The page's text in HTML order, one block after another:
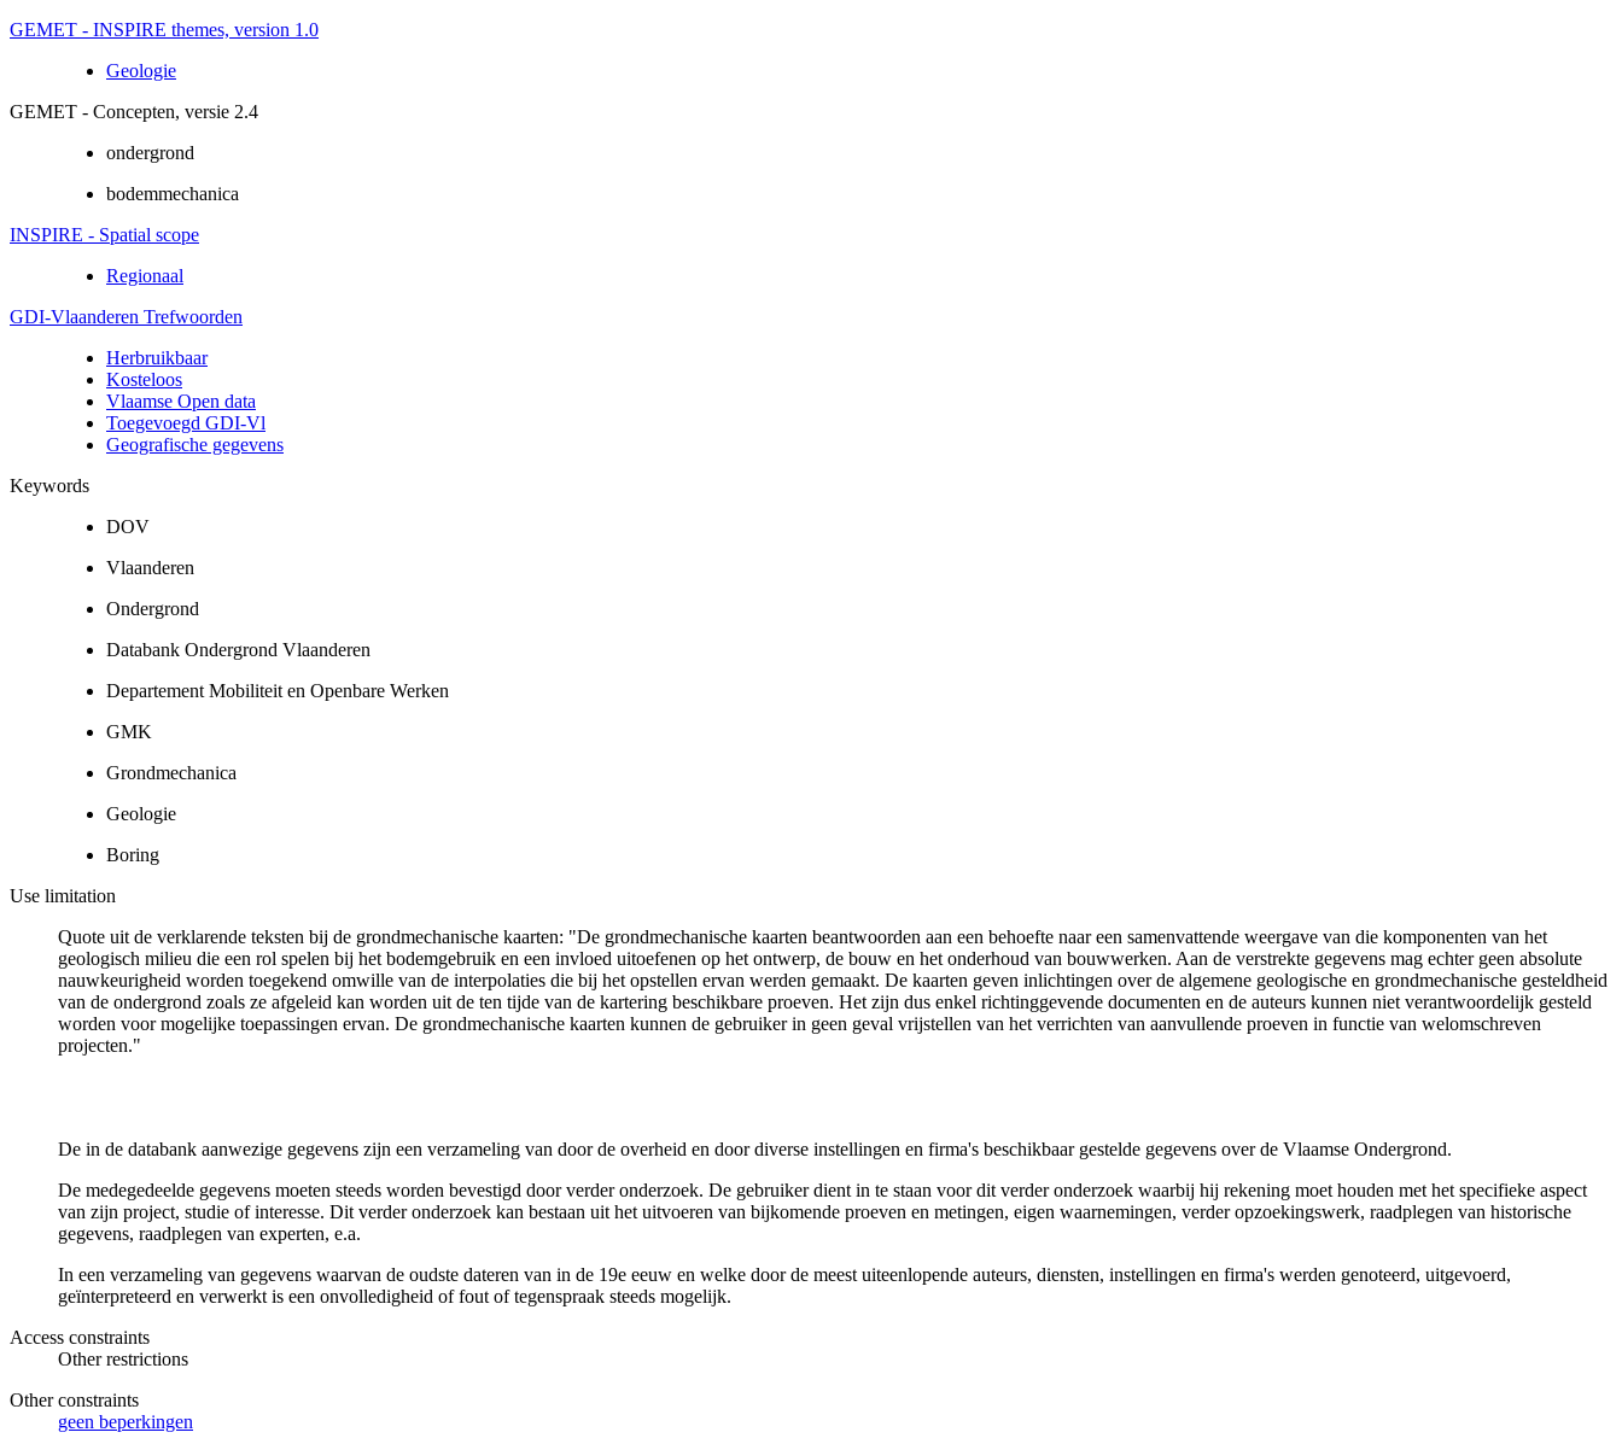
GEMET - INSPIRE themes, version 1.0
Geologie
GEMET - Concepten, versie 2.4
ondergrond
bodemmechanica
INSPIRE - Spatial scope
Regionaal
GDI-Vlaanderen Trefwoorden
Herbruikbaar
Kosteloos
Vlaamse Open data
Toegevoegd GDI-Vl
Geografische gegevens
Keywords
DOV
Vlaanderen
Ondergrond
Databank Ondergrond Vlaanderen
Departement Mobiliteit en Openbare Werken
GMK
Grondmechanica
Geologie
Boring
Use limitation
Quote uit de verklarende teksten bij de grondmechanische kaarten: "De grondmechanische kaarten beantwoorden aan een behoefte naar een samenvattende weergave van die komponenten van het
geologisch milieu die een rol spelen bij het bodemgebruik en een invloed uitoefenen op het ontwerp, de bouw en het onderhoud van bouwwerken. Aan de verstrekte gegevens mag echter geen absolute
nauwkeurigheid worden toegekend omwille van de interpolaties die bij het opstellen ervan werden gemaakt. De kaarten geven inlichtingen over de algemene geologische en grondmechanische gesteldheid
van de ondergrond zoals ze afgeleid kan worden uit de ten tijde van de kartering beschikbare proeven. Het zijn dus enkel richtinggevende documenten en de auteurs kunnen niet verantwoordelijk gesteld
worden voor mogelijke toepassingen ervan. De grondmechanische kaarten kunnen de gebruiker in geen geval vrijstellen van het verrichten van aanvullende proeven in functie van welomschreven
projecten."
De in de databank aanwezige gegevens zijn een verzameling van door de overheid en door diverse instellingen en firma's beschikbaar gestelde gegevens over de Vlaamse Ondergrond.
De medegedeelde gegevens moeten steeds worden bevestigd door verder onderzoek. De gebruiker dient in te staan voor dit verder onderzoek waarbij hij rekening moet houden met het specifieke aspect
van zijn project, studie of interesse. Dit verder onderzoek kan bestaan uit het uitvoeren van bijkomende proeven en metingen, eigen waarnemingen, verder opzoekingswerk, raadplegen van historische
gegevens, raadplegen van experten, e.a.
In een verzameling van gegevens waarvan de oudste dateren van in de 19e eeuw en welke door de meest uiteenlopende auteurs, diensten, instellingen en firma's werden genoteerd, uitgevoerd,
geïnterpreteerd en verwerkt is een onvolledigheid of fout of tegenspraak steeds mogelijk.
Access constraints
Other restrictions
Other constraints
geen beperkingen